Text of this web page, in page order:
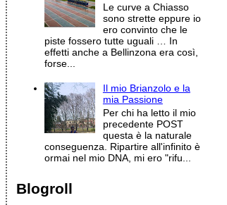
Le curve a Chiasso
sono strette eppure io
ero convinto che le
piste fossero tutte uguali … In
effetti anche a Bellinzona era così,
forse...
Il mio Brianzolo e la
mia Passione
Per chi ha letto il mio
precedente POST
questa è la naturale
conseguenza. Ripartire all'infinito è
ormai nel mio DNA, mi ero "rifu...
Blogroll